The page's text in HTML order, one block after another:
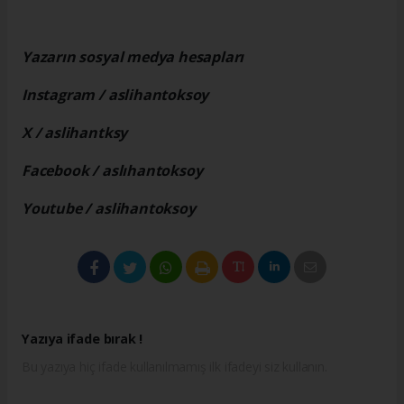
Yazarın sosyal medya hesapları
Instagram / aslihantoksoy
X /aslihantksy
Facebook / aslıhantoksoy
Youtube / aslihantoksoy
Yazıya ifade bırak !